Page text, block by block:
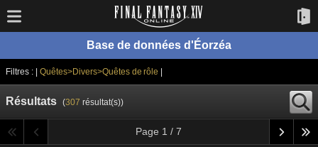
Base de données d'Éorzéa
Filtres : | Quêtes>Divers>Quêtes de rôle
Résultats (307 résultat(s))
Page 1 / 7